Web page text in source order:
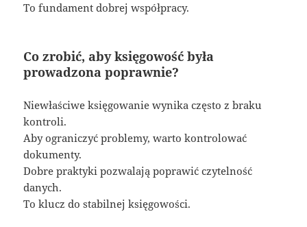
To fundament dobrej współpracy.
Co zrobić, aby księgowość była
prowadzona poprawnie?
Niewłaściwe księgowanie wynika często z braku
kontroli.
Aby ograniczyć problemy, warto kontrolować
dokumenty.
Dobre praktyki pozwalają poprawić czytelność
danych.
To klucz do stabilnej księgowości.